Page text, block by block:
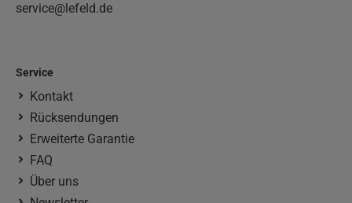
service@lefeld.de
Service
Kontakt
Rücksendungen
Erweiterte Garantie
FAQ
Über uns